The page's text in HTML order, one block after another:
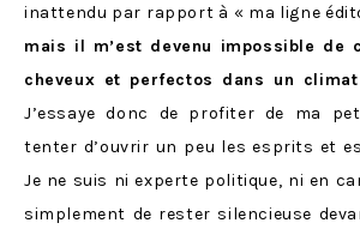
inattendu par rapport à « ma ligne
mais il m’est devenu impossible de
cheveux et perfectos dans un
J’essaye donc de profiter de ma
tenter d’ouvrir un peu les esprits et
Je ne suis ni experte politique, ni en
simplement de rester silencieuse